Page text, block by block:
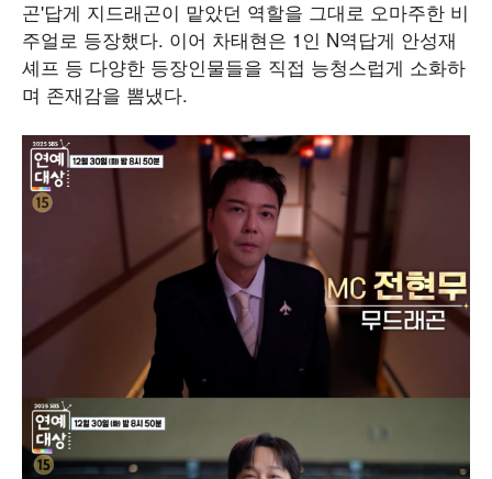
곤'답게 지드래곤이 맡았던 역할을 그대로 오마주한 비
주얼로 등장했다. 이어 차태현은 1인 N역답게 안성재
셰프 등 다양한 등장인물들을 직접 능청스럽게 소화하
며 존재감을 뽐냈다.